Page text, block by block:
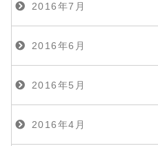
2016年7月
2016年6月
2016年5月
2016年4月